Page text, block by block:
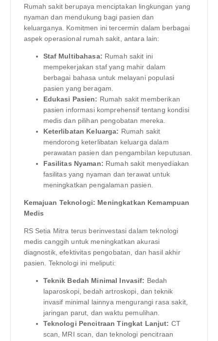
Rumah sakit berupaya menciptakan lingkungan yang
nyaman dan mendukung bagi pasien dan
keluarganya. Komitmen ini tercermin dalam berbagai
aspek operasional rumah sakit, antara lain:
Staf Multibahasa: Rumah sakit ini
mempekerjakan staf yang mahir dalam
berbagai bahasa untuk melayani populasi
pasien yang beragam.
Edukasi Pasien: Rumah sakit memberikan
pasien informasi komprehensif tentang kondisi
medis dan pilihan pengobatan mereka.
Keterlibatan Keluarga: Rumah sakit
mendorong keterlibatan keluarga dalam
perawatan pasien dan pengambilan keputusan.
Fasilitas Nyaman: Rumah sakit menyediakan
fasilitas yang nyaman dan terawat untuk
meningkatkan pengalaman pasien.
Kemajuan Teknologi: Meningkatkan Kemampuan
Medis
RS Setia Mitra terus berinvestasi dalam teknologi
medis canggih untuk meningkatkan akurasi
diagnostik, efektivitas pengobatan, dan hasil akhir
pasien. Teknologi ini meliputi:
Teknik Bedah Minimal Invasif: Bedah
laparoskopi, bedah artroskopi, dan teknik
invasif minimal lainnya mengurangi rasa sakit,
jaringan parut, dan waktu pemulihan.
Teknologi Pencitraan Tingkat Lanjut: CT
scan, MRI scan, dan teknologi pencitraan